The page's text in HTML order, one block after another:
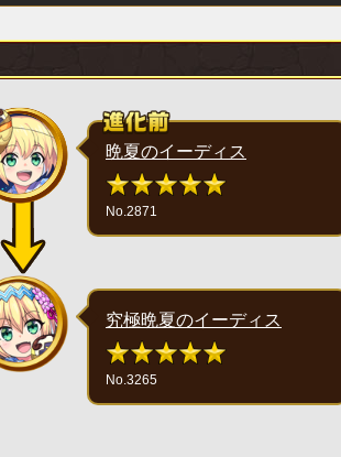
晩夏のイーディス
No.2871
究極晩夏のイーディス
No.3265